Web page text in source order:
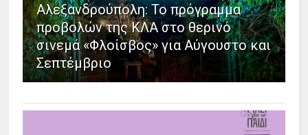
Αλεξανδρούπολη: Το πρόγραμμα
προβολών της ΚΛΑ στο θερινό
σινεμά «Φλοίσβος» για Αύγουστο και
Σεπτέμβριο